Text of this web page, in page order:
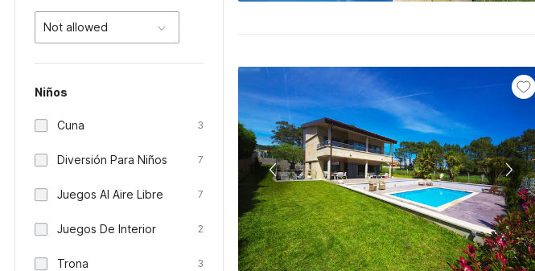
Not allowed
Niños
Cuna 3
Diversión Para Niños 7
Juegos Al Aire Libre 7
Juegos De Interior 2
Trona 3